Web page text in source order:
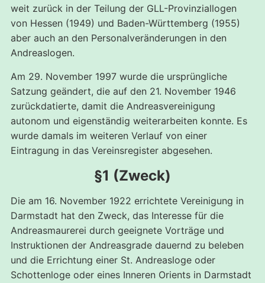
weit zurück in der Teilung der GLL-Provinziallogen
von Hessen (1949) und Baden-Württemberg (1955)
aber auch an den Personalveränderungen in den
Andreaslogen.
Am 29. November 1997 wurde die ursprüngliche
Satzung geändert, die auf den 21. November 1946
zurückdatierte, damit die Andreasvereinigung
autonom und eigenständig weiterarbeiten konnte. Es
wurde damals im weiteren Verlauf von einer
Eintragung in das Vereinsregister abgesehen.
§1 (Zweck)
Die am 16. November 1922 errichtete Vereinigung in
Darmstadt hat den Zweck, das Interesse für die
Andreasmaurerei durch geeignete Vorträge und
Instruktionen der Andreasgrade dauernd zu beleben
und die Errichtung einer St. Andreasloge oder
Schottenloge oder eines Inneren Orients in Darmstadt